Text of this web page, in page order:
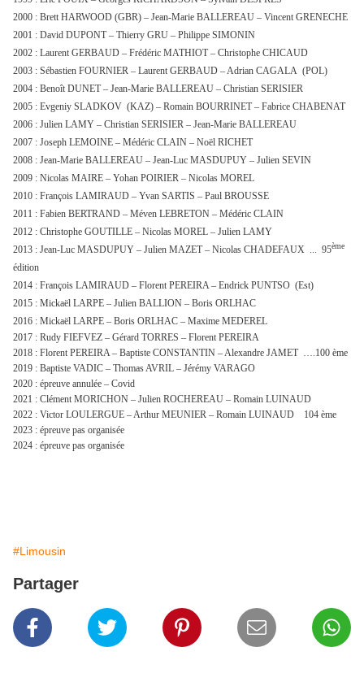
2000 : Brett HARWOOD (GBR) – Jean-Marie BALLEREAU – Vincent GRENECHE
2001 : David DUPONT – Thierry GRU – Philippe SIMONIN
2002 : Laurent GERBAUD – Frédéric MATHIOT – Christophe CHICAUD
2003 : Sébastien FOURNIER – Laurent GERBAUD – Adrian CAGALA (POL)
2004 : Benoît DUNET – Jean-Marie BALLEREAU – Christian SERISIER
2005 : Evgeniy SLADKOV (KAZ) – Romain BOURRINET – Fabrice CHABENAT
2006 : Julien LAMY – Christian SERISIER – Jean-Marie BALLEREAU
2007 : Joseph LEMOINE – Médéric CLAIN – Noël RICHET
2008 : Jean-Marie BALLEREAU – Jean-Luc MASDUPUY – Julien SEVIN
2009 : Nicolas MAIRE – Yohan POIRIER – Nicolas MOREL
2010 : François LAMIRAUD – Yvan SARTIS – Paul BROUSSE
2011 : Fabien BERTRAND – Méven LEBRETON – Médéric CLAIN
2012 : Christophe GOUTILLE – Nicolas MOREL – Julien LAMY
2013 : Jean-Luc MASDUPUY – Julien MAZET – Nicolas CHADEFAUX ... 95ème
édition
2014 : François LAMIRAUD – Florent PEREIRA – Endrick PUNTSO (Est)
2015 : Mickaël LARPE – Julien BALLION – Boris ORLHAC
2016 : Mickaël LARPE – Boris ORLHAC – Maxime MEDEREL
2017 : Rudy FIEFVEZ – Gérard TORRES – Florent PEREIRA
2018 : Florent PEREIRA – Baptiste CONSTANTIN – Alexandre JAMET ….100 ème
2019 : Baptiste VADIC – Thomas AVRIL – Jérémy VARAGO
2020 : épreuve annulée – Covid
2021 : Clément MORICHON – Julien ROCHEREAU – Romain LUINAUD
2022 : Victor LOULERGUE – Arthur MEUNIER – Romain LUINAUD 104 ème
2023 : épreuve pas organisée
2024 : épreuve pas organisée
#Limousin
Partager